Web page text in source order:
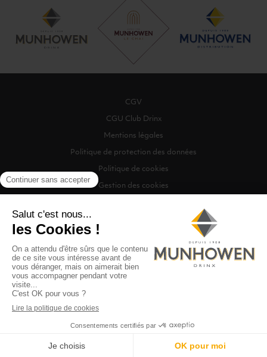
CGV
CGU Club Drinx
Mentions légales
Politique de protection des données
Politique de cookies
Gestion des cookies
©2026 Munhowen Drinx / Tous droits réservés
Digitalised by
MENU